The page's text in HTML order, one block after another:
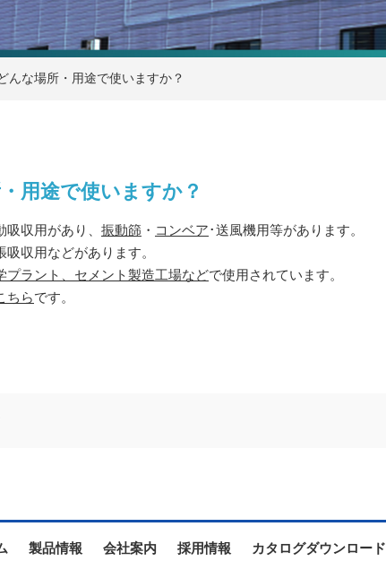
んな場所・用途で使いますか？
用途で使いますか？
収用があり、 振動篩 ・ コンベア･送風機用等があります。
吸収用などがあります。
プラント、セメント製造工場などで使用されています。
ちらです。
製品情報 会社案内 採用情報 カタログダウンロード